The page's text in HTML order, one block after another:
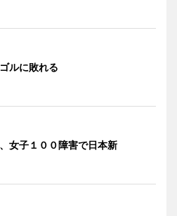
ルに敗れる
女子１００障害で日本新